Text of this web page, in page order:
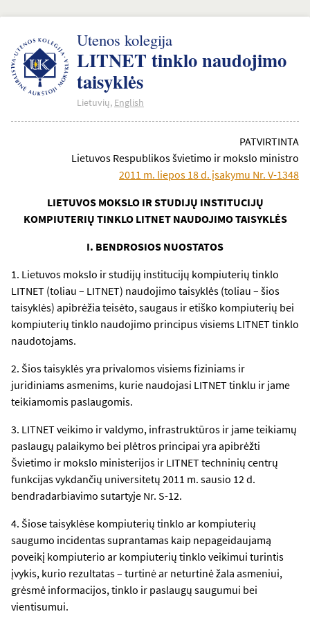
Utenos kolegija
LITNET tinklo naudojimo
taisyklės
Lietuvių, English
PATVIRTINTA
Lietuvos Respublikos švietimo ir mokslo ministro
2011 m. liepos 18 d. įsakymu Nr. V-1348
LIETUVOS MOKSLO IR STUDIJŲ INSTITUCIJŲ
KOMPIUTERIŲ TINKLO LITNET NAUDOJIMO TAISYKLĖS
I. BENDROSIOS NUOSTATOS
1. Lietuvos mokslo ir studijų institucijų kompiuterių tinklo
LITNET (toliau – LITNET) naudojimo taisyklės (toliau – šios
taisyklės) apibrėžia teisėto, saugaus ir etiško kompiuterių bei
kompiuterių tinklo naudojimo principus visiems LITNET tinklo
naudotojams.
2. Šios taisyklės yra privalomos visiems fiziniams ir
juridiniams asmenims, kurie naudojasi LITNET tinklu ir jame
teikiamomis paslaugomis.
3. LITNET veikimo ir valdymo, infrastruktūros ir jame teikiamų
paslaugų palaikymo bei plėtros principai yra apibrėžti
Švietimo ir mokslo ministerijos ir LITNET techninių centrų
funkcijas vykdančių universitetų 2011 m. sausio 12 d.
bendradarbiavimo sutartyje Nr. S-12.
4. Šiose taisyklėse kompiuterių tinklo ar kompiuterių
saugumo incidentas suprantamas kaip nepageidaujamą
poveikį kompiuterio ar kompiuterių tinklo veikimui turintis
įvykis, kurio rezultatas – turtinė ar neturtinė žala asmeniui,
grėsmė informacijos, tinklo ir paslaugų saugumui bei
vientisumui.